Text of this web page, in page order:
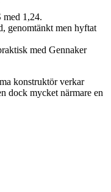
med 1,24.
genomtänkt men hyftat
med Gennaker
konstruktör verkar
dock mycket närmare en